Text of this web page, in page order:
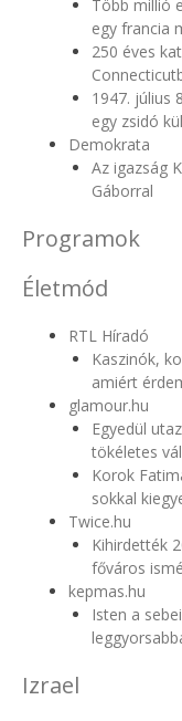
Több millió
egy francia
250 éves
1947. július
egy zsidó
Demokrata
Az igazság
Gáborral
Programok
Életmód
RTL Híradó
Kaszinók,
amiért
glamour.hu
Egyedül
tökéletes
Korok
sokkal
Twice.hu
Kihirdették
főváros
kepmas.hu
Isten a
Izrael